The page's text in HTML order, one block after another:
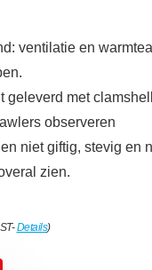
ventilatie en
geleverd met
observeren
niet giftig, stevig en
zien.
Details)